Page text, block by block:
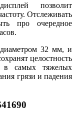
позволит
Отслеживать
про очередное
диаметром 32 мм, и
целостность
в самых тяжелых
грязи и падения